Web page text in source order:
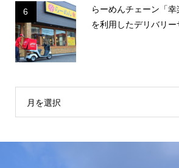
6
らーめんチェーン「幸
を利用したデリバリ
月を選択